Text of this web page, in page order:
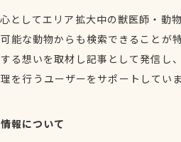
としてエリア拡大中の獣医師・動
能な動物からも検索できることが
る想いを取材し記事として発信し
を行うユーザーをサポートしてい
報について